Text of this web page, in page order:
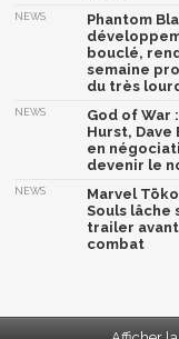
NEWS
Phantom
bouclé,
semaine
du très
NEWS
God of War
Hurst,
en
devenir le
NEWS
Marvel
Souls lâche
trailer
combat